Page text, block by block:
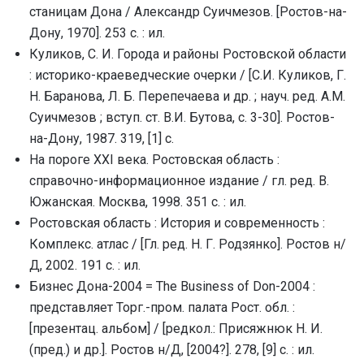
станицам Дона / Александр Суичмезов. [Ростов-на-
Дону, 1970]. 253 с. : ил.
Куликов, С. И. Города и районы Ростовской области
: историко-краеведческие очерки / [С.И. Куликов, Г.
Н. Баранова, Л. Б. Перепечаева и др. ; науч. ред. А.М.
Суичмезов ; вступ. ст. В.И. Бутова, с. 3-30]. Ростов-
на-Дону, 1987. 319, [1] с.
На пороге ХХI века. Ростовская область :
справочно-информационное издание / гл. ред. В.
Южанская. Москва, 1998. 351 с. : ил.
Ростовская область : История и современность :
Комплекс. атлас / [Гл. ред. Н. Г. Родзянко]. Ростов н/
Д, 2002. 191 с. : ил.
Бизнес Дона-2004 = The Business of Don-2004 :
представляет Торг.-пром. палата Рост. обл. :
[презентац. альбом] / [редкол.: Присяжнюк Н. И.
(пред.) и др.]. Ростов н/Д, [2004?]. 278, [9] с. : ил.